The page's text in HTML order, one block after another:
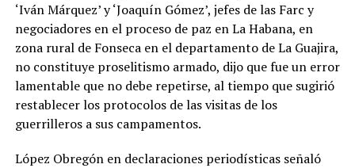
‘Iván Márquez’ y ‘Joaquín Gómez’, jefes de las Farc y
negociadores en el proceso de paz en La Habana, en
zona rural de Fonseca en el departamento de La Guajira,
no constituye proselitismo armado, dijo que fue un error
lamentable que no debe repetirse, al tiempo que sugirió
restablecer los protocolos de las visitas de los
guerrilleros a sus campamentos.
López Obregón en declaraciones periodísticas señaló